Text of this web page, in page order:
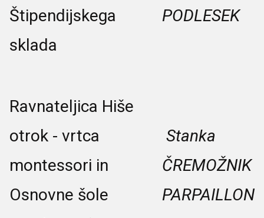
Štipendijskega
sklada
PODLESEK
Ravnateljica Hiše
otrok - vrtca
montessori in
Osnovne šole
Stanka
ČREMOŽNIK
PARPAILLON